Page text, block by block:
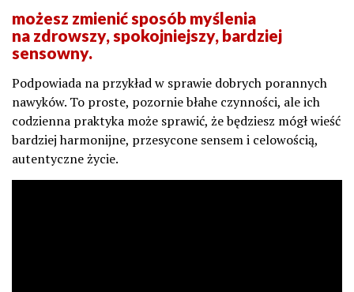
możesz zmienić sposób myślenia
na zdrowszy, spokojniejszy, bardziej
sensowny.
Podpowiada na przykład w sprawie dobrych porannych
nawyków. To proste, pozornie błahe czynności, ale ich
codzienna praktyka może sprawić, że będziesz mógł wieść
bardziej harmonijne, przesycone sensem i celowością,
autentyczne życie.